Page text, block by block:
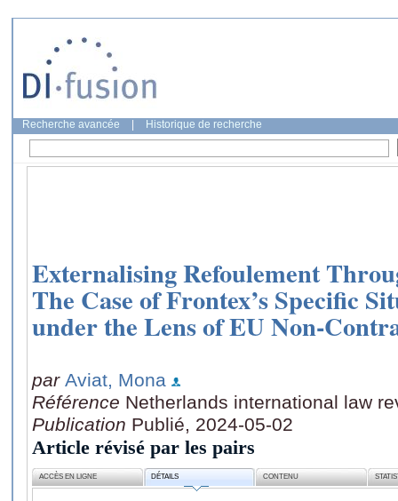
Recherche avancée Historique de recherche
Externalising Refoulement
The Case of Frontex’s Specific
under the Lens of EU Non-
par Aviat, Mona
Référence Netherlands international law
Publication Publié, 2024-05-02
Article révisé par les pairs
ACCÈS EN LIGNE DÉTAILS CONTENU